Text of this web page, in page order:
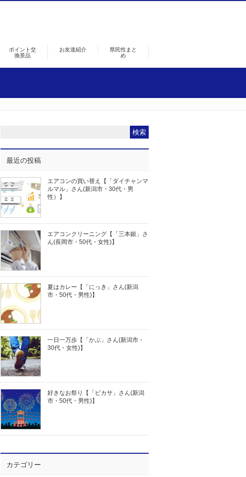
ポイント交
換景品
お友達紹介
県民性まと
め
最近の投稿
エアコンの買い替え【「ダイチャンマ
ルマル」さん(新潟市・30代・男
性）】
エアコンクリーニング【「三本銀」さ
ん(長岡市・50代・女性)】
夏はカレー【「にっき」さん(新潟
市・50代・男性)】
一日一万歩【「かぶ」さん(新潟市・
30代・女性)】
好きなお祭り【「ピカサ」さん(新潟
市・50代・男性)】
カテゴリー